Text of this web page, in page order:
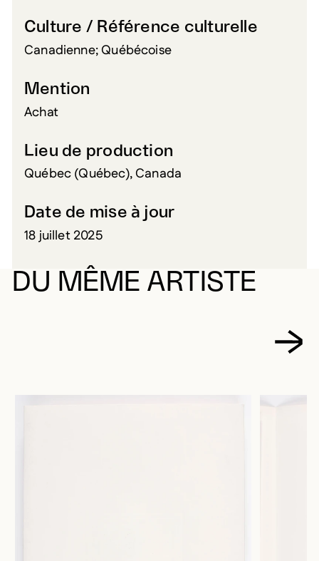
Culture / Référence culturelle
Canadienne; Québécoise
Mention
Achat
Lieu de production
Québec (Québec), Canada
Date de mise à jour
18 juillet 2025
DU MÊME ARTISTE